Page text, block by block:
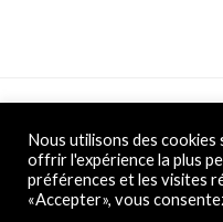
Nous utilisons des
offrir l'expérience la plus
préférences et les visites
«Accepter», vous